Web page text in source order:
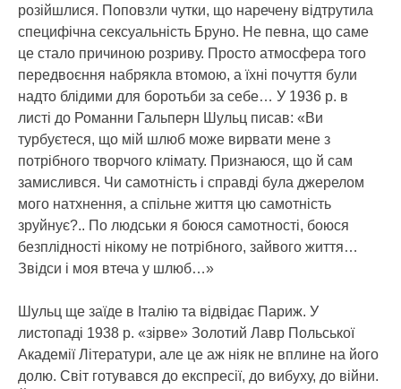
розійшлися. Поповзли чутки, що наречену відтрутила
специфічна сексуальність Бруно. Не певна, що саме
це стало причиною розриву. Просто атмосфера того
передвоєння набрякла втомою, а їхні почуття були
надто блідими для боротьби за себе… У 1936 р. в
листі до Романни Гальперн Шульц писав: «Ви
турбуєтеся, що мій шлюб може вирвати мене з
потрібного творчого клімату. Признаюся, що й сам
замислився. Чи самотність і справді була джерелом
мого натхнення, а спільне життя цю самотність
зруйнує?.. По людськи я боюся самотності, боюся
безплідності нікому не потрібного, зайвого життя…
Звідси і моя втеча у шлюб…»
Шульц ще заїде в Італію та відвідає Париж. У
листопаді 1938 р. «зірве» Золотий Лавр Польської
Академії Літератури, але це аж ніяк не вплине на його
долю. Світ готувався до експресії, до вибуху, до війни.